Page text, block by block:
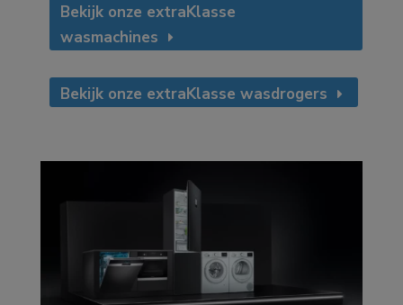
Bekijk onze extraKlasse
wasmachines
Bekijk onze extraKlasse wasdrogers